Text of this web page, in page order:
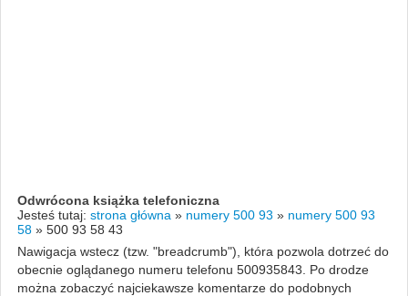
Odwrócona książka telefoniczna
Jesteś tutaj: strona główna » numery 500 93 » numery 500 93
58 » 500 93 58 43
Nawigacja wstecz (tzw. "breadcrumb"), która pozwola dotrzeć do
obecnie oglądanego numeru telefonu 500935843. Po drodze
można zobaczyć najciekawsze komentarze do podobnych